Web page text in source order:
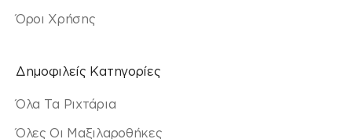
Όροι Χρήσης
Δημοφιλείς Κατηγορίες
Όλα Τα Ριχτάρια
Όλες Οι Μαξιλαροθήκες